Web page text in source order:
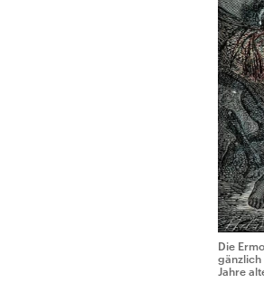
Die
gänzlich
Jahre